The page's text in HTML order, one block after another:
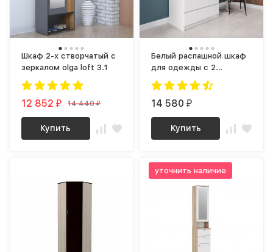
Шкаф 2-х створчатый с
зеркалом olga loft 3.1
12 852₽ 14 440₽
Купить
Белый распашной шкаф
для одежды с 2
ящиками как IKEA
SMASTAD / PLATSA МШ
900.1 (МП/3) МС мори
14 580₽
Купить
уточнить наличие